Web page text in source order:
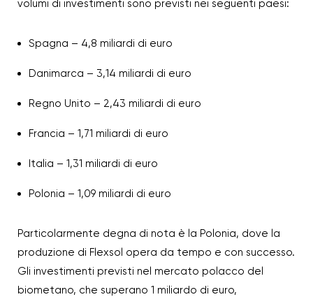
volumi di investimenti sono previsti nei seguenti paesi:
Spagna – 4,8 miliardi di euro
Danimarca – 3,14 miliardi di euro
Regno Unito – 2,43 miliardi di euro
Francia – 1,71 miliardi di euro
Italia – 1,31 miliardi di euro
Polonia – 1,09 miliardi di euro
Particolarmente degna di nota è la Polonia, dove la
produzione di Flexsol opera da tempo e con successo.
Gli investimenti previsti nel mercato polacco del
biometano, che superano 1 miliardo di euro,